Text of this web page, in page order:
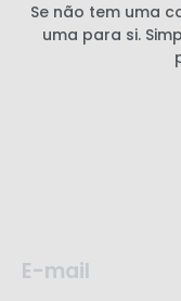
Se não tem uma
uma para si.